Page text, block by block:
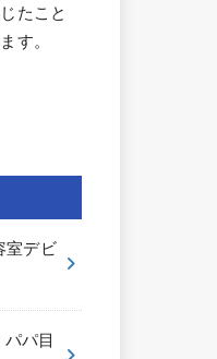
たこと
す。
室デビ
パ目